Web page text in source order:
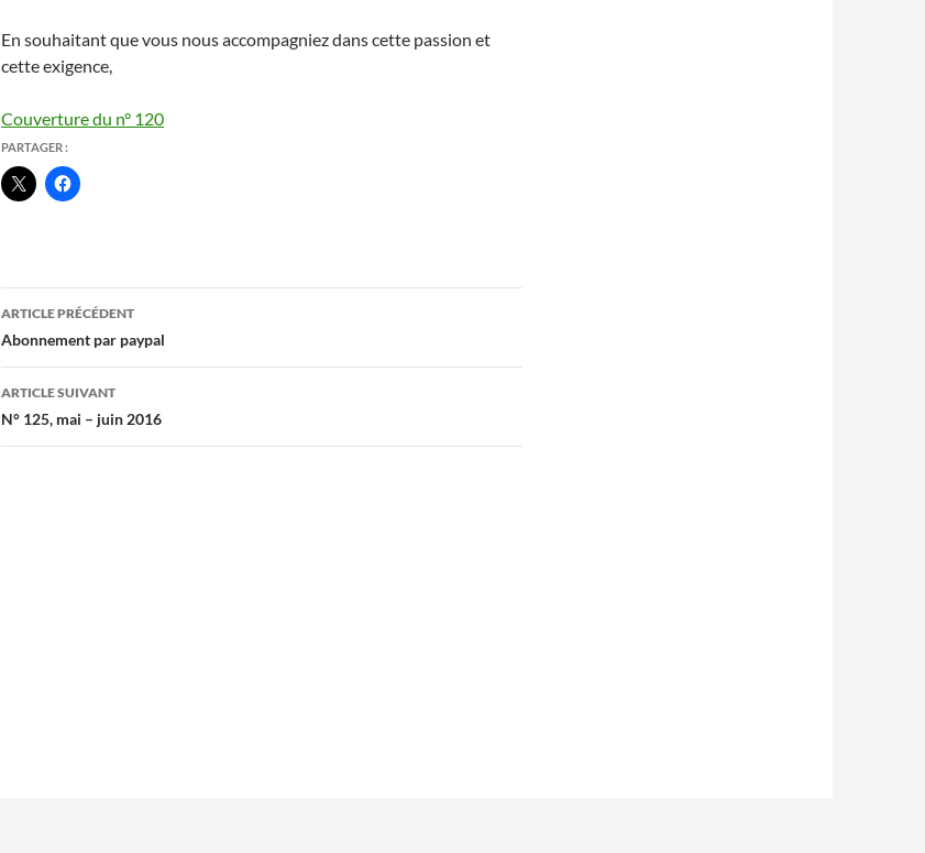
En souhaitant que vous nous accompagniez dans cette passion et
cette exigence,
Couverture du n° 120
PARTAGER :
Navigation
des
articles
ARTICLE PRÉCÉDENT
Abonnement par paypal
ARTICLE SUIVANT
N° 125, mai – juin 2016